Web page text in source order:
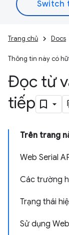
Trang chủ Docs
Thông tin này có
Đọc từ
tiếp
Trên trang
Web Serial
Các trường
Trạng thái
Sử dụng